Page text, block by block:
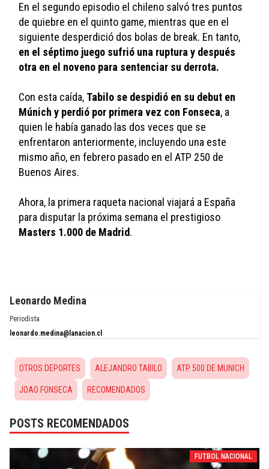
En el segundo episodio el chileno salvó tres puntos
de quiebre en el quinto game, mientras que en el
siguiente desperdició dos bolas de break. En tanto,
en el séptimo juego sufrió una ruptura y después
otra en el noveno para sentenciar su derrota.
Con esta caída, Tabilo se despidió en su debut en
Múnich y perdió por primera vez con Fonseca, a
quien le había ganado las dos veces que se
enfrentaron anteriormente, incluyendo una este
mismo año, en febrero pasado en el ATP 250 de
Buenos Aires.
Ahora, la primera raqueta nacional viajará a España
Masters 1.000 de Madrid.
Leonardo Medina
Periodista
leonardo.medina@lanacion.cl
OTROS DEPORTES ALEJANDRO TABILO ATP 500 DE MUNICH
JOAO FONSECA RECOMENDADOS
POSTS RECOMENDADOS
FUTBOL NACIONAL